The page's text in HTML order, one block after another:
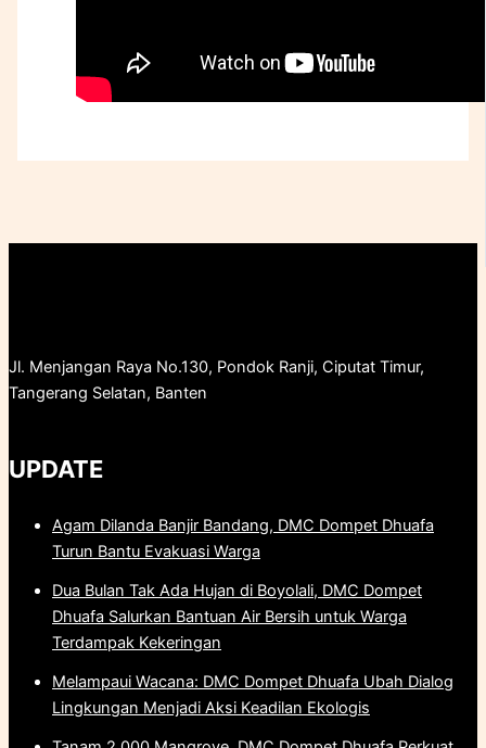
Jl. Menjangan Raya No.130, Pondok Ranji, Ciputat Timur,
Tangerang Selatan, Banten
UPDATE
Agam Dilanda Banjir Bandang, DMC Dompet Dhuafa
Turun Bantu Evakuasi Warga
Dua Bulan Tak Ada Hujan di Boyolali, DMC Dompet
Dhuafa Salurkan Bantuan Air Bersih untuk Warga
Terdampak Kekeringan
Melampaui Wacana: DMC Dompet Dhuafa Ubah Dialog
Lingkungan Menjadi Aksi Keadilan Ekologis